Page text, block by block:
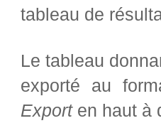
tableau de
Le tableau
exporté au
Exporten haut à